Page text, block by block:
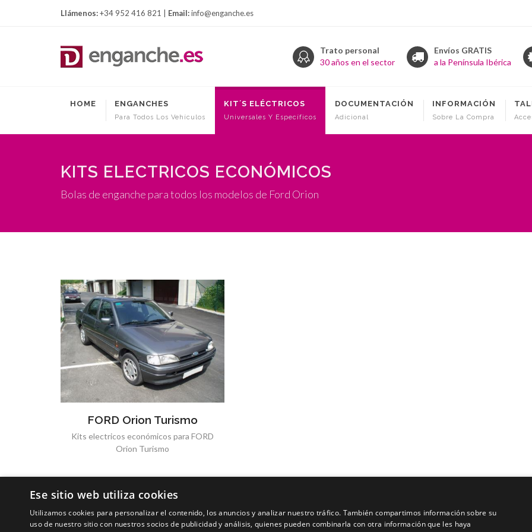
Llámenos:+34 952 416 821 | Email:info@enganche.es
Trato personal
30 años en el sector
Envíos GRATIS
a la Península Ibérica
HOME ENGANCHES
Para Todos Los Vehículos
KIT´S ELÉCTRICOS
Universales Y Específicos
DOCUMENTACIÓN
Adicional
INFORMACIÓN
Sobre La Compra
KITS ELECTRICOS ECONÓMICOS
Bolas de enganche para todos los modelos de Ford Orion
FORD Orion Turismo
Kits electricos económicos para FORD
Orion Turismo
Ese sitio web utiliza cookies
Utilizamos cookies para personalizar el contenido, los anuncios y analizar nuestro tráfico. También compartimos información sobre su
uso de nuestro sitio con nuestros socios de publicidad y análisis, quienes pueden combinarla con otra información que les haya